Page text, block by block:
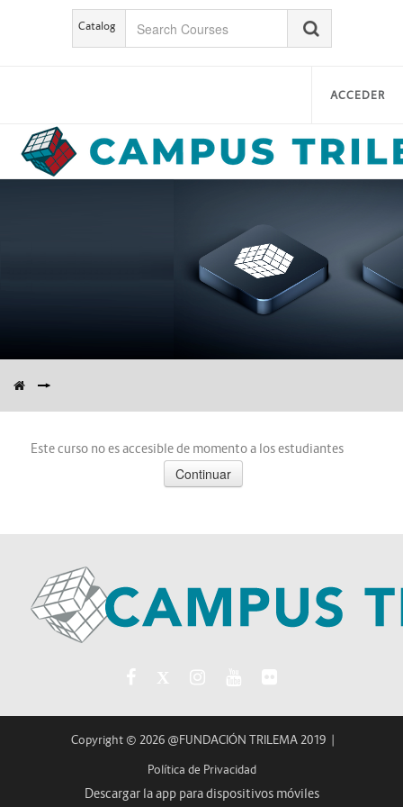
Catalog
ACCEDER
▶︎
Este curso no es accesible de momento a los estudiantes
Copyright © 2026 @FUNDACIÓN TRILEMA 2019 |
Política de Privacidad
Descargar la app para dispositivos móviles